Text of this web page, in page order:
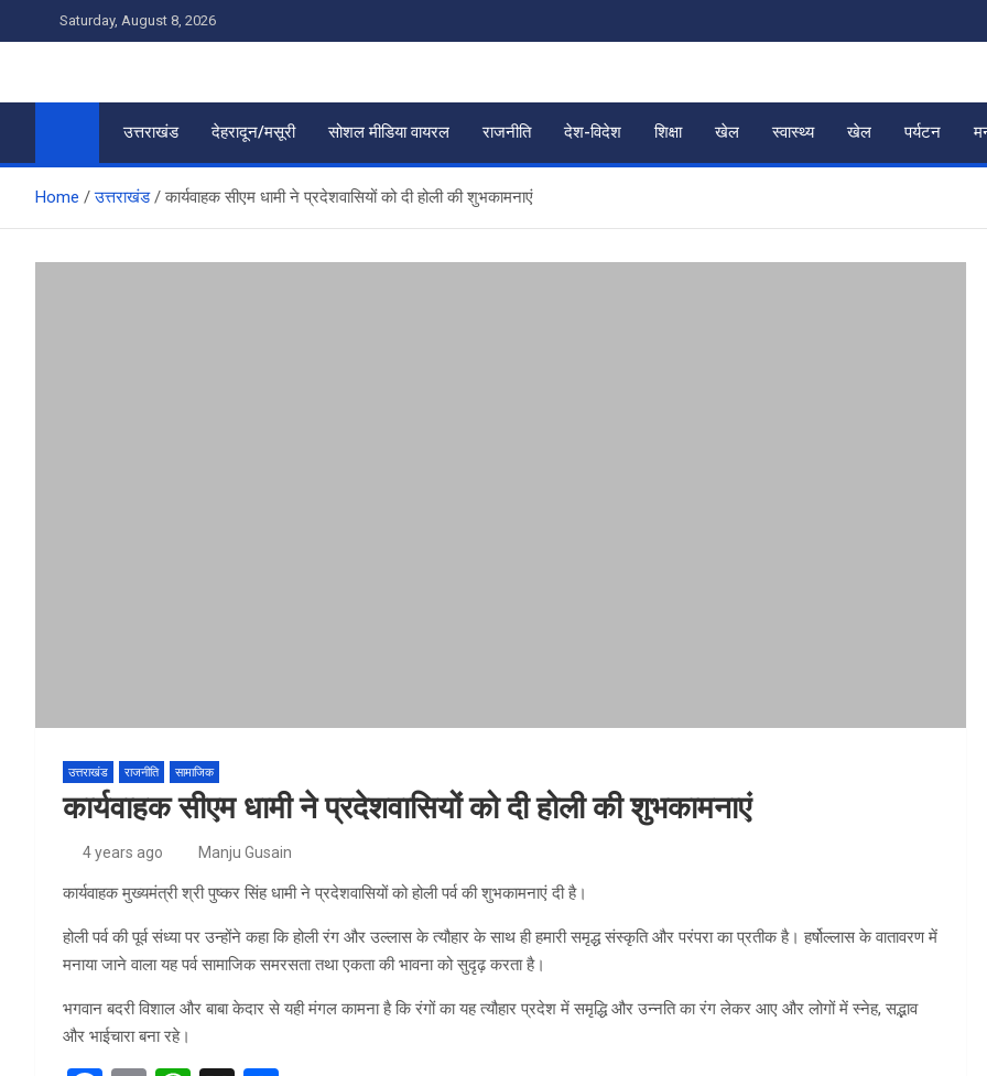
to
Saturday, August 8, 2026
उत्तराखंड देहरादून/मसूरी सोशल मीडिया वायरल राजनीति देश-विदेश शिक्षा खेल स्वास्थ्य खेल पर्यटन
Home उत्तराखंड कार्यवाहक सीएम धामी ने प्रदेशवासियों को दी होली की शुभकामनाएं
उत्तराखंड राजनीति सामाजिक
कार्यवाहक सीएम धामी ने प्रदेशवासियों को दी होली की शुभकामनाएं
4 years ago Manju Gusain
कार्यवाहक मुख्यमंत्री श्री पुष्कर सिंह धामी ने प्रदेशवासियों को होली पर्व की शुभकामनाएं दी है।
होली पर्व की पूर्व संध्या पर उन्होंने कहा कि होली रंग और उल्लास के त्यौहार के साथ ही हमारी समृद्ध संस्कृति और परंपरा का प्रतीक है। हर्षोल्लास के वातावरण में
मनाया जाने वाला यह पर्व सामाजिक समरसता तथा एकता की भावना को सुदृढ़ करता है।
भगवान बदरी विशाल और बाबा केदार से यही मंगल कामना है कि रंगों का यह त्यौहार प्रदेश में समृद्धि और उन्नति का रंग लेकर आए और लोगों में स्नेह, सद्भाव
और भाईचारा बना रहे।